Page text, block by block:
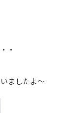
・
ましたよ～